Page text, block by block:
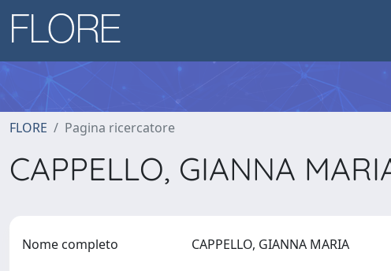
FLORE Pagina ricercatore
CAPPELLO, GIANNA
Nome completo CAPPELLO, GIANNA MARIA